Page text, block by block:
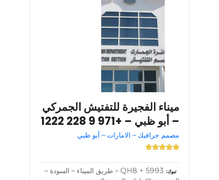
ميناء الفجيرة للتفتيش الجمركي
– أبو ظبي – +971 9 228 1222
مصمم جرافيك – الامارات – أبو ظبي
تبوك
5993 + QH8 – طريق الميناء – السودة –